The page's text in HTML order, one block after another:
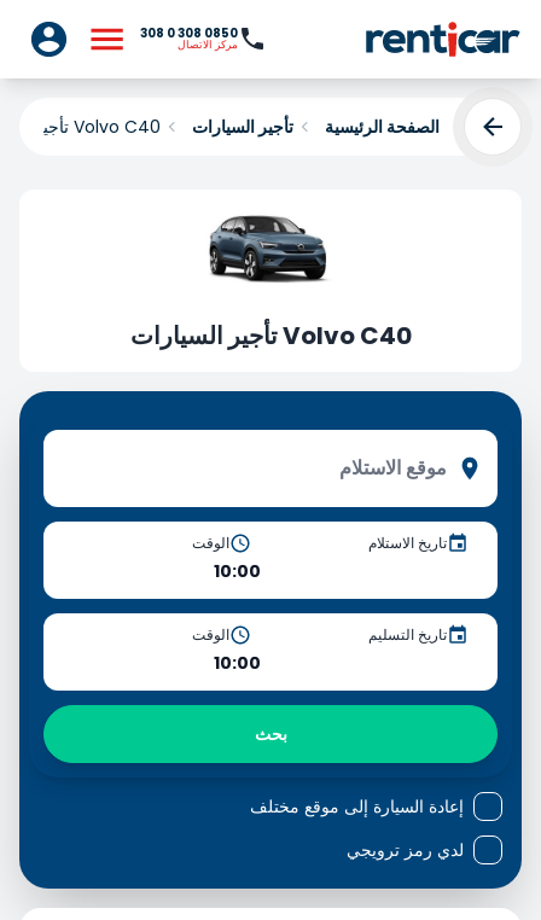
0850 308 0 308
مركز الاتصال
الصفحة الرئيسية تأجير السيارات Volvo C40 تأجير السيارات
Volvo C40 تأجير السيارات
تاريخ الاستلام الوقت
10:00
تاريخ التسليم الوقت
10:00
بحث
إعادة السيارة إلى موقع مختلف
لدي رمز ترويجي